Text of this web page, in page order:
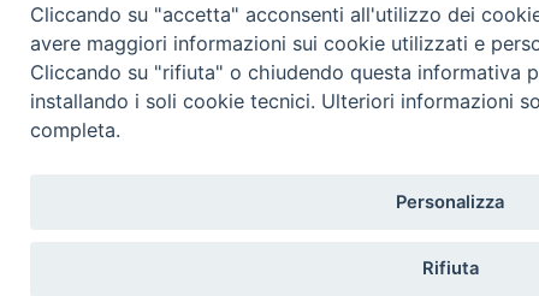
Cliccando su "accetta" acconsenti all'utilizzo dei
avere maggiori informazioni sui cookie utilizzati e
Cliccando su "rifiuta" o chiudendo questa informativa
installando i soli cookie tecnici. Ulteriori informazioni
completa.
Personalizza
Rifiuta